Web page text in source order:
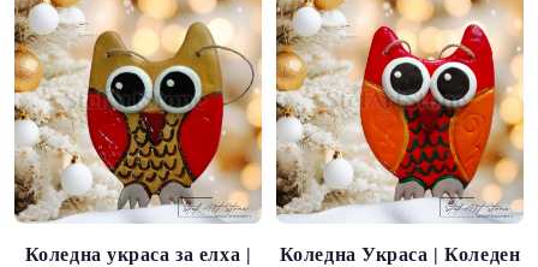
Коледна украса за елха |
Коледна Украса | Коледен